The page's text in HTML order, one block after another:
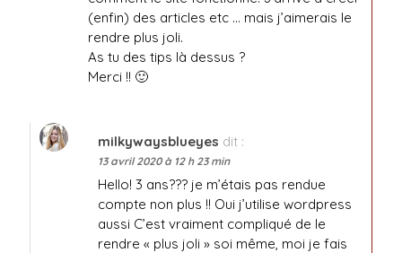
(enfin) des articles etc … mais j’aimerais le
rendre plus joli.
As tu des tips là dessus ?
Merci !! 🙂
milkywaysblueyes dit :
13 avril 2020 à 12 h 23 min
Hello! 3 ans??? je m’étais pas rendue
compte non plus !! Oui j’utilise wordpress
aussi C’est vraiment compliqué de le
rendre « plus joli » soi même, moi je fais